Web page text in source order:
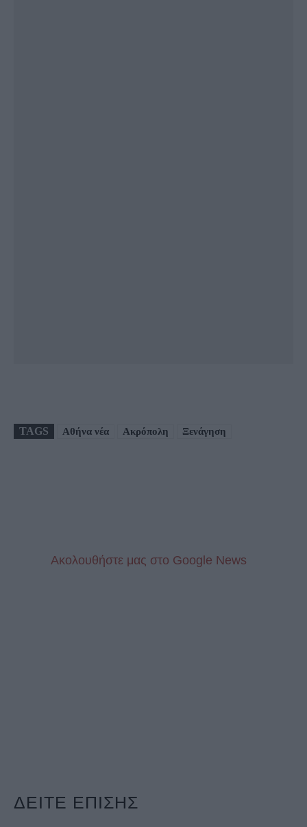
TAGS Αθήνα νέα Ακρόπολη Ξενάγηση
Aκολουθήστε μας στo Google News
ΔΕΙΤΕ ΕΠΙΣΗΣ